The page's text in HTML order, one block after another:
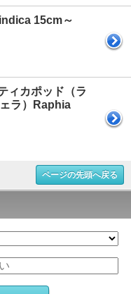
15cm～
ィカポッド（ラ
ラ）Raphia
ページの先頭へ戻る